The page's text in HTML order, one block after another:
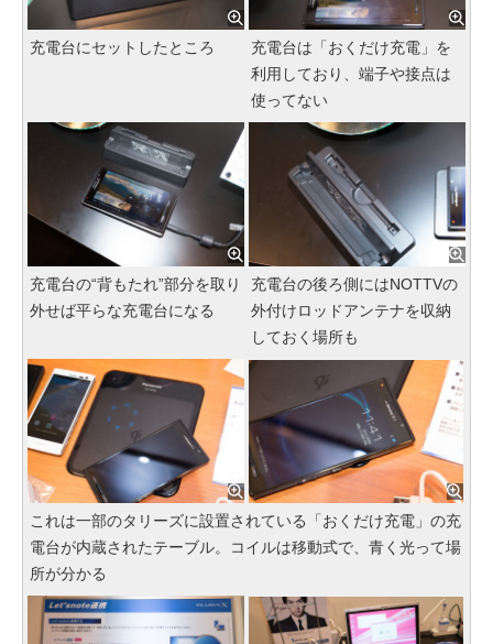
充電台にセットしたところ
充電台は「おくだけ充電」を
利用しており、端子や接点は
使ってない
充電台の“背もたれ”部分を取り
外せば平らな充電台になる
充電台の後ろ側にはNOTTVの
外付けロッドアンテナを収納
しておく場所も
これは一部のタリーズに設置されている「おくだけ充電」の充
電台が内蔵されたテーブル。コイルは移動式で、青く光って場
所が分かる